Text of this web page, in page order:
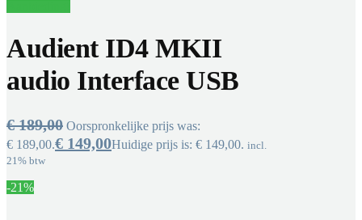
Audient ID4 MKII
audio Interface USB
€189,00 Oorspronkelijke prijs was:
€ 189,00.€ 149,00Huidige prijs is: € 149,00. incl.
21% btw
-21%